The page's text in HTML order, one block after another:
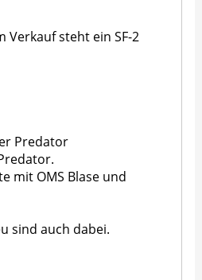
Verkauf steht ein SF-2
Predator
mit OMS Blase und
sind auch dabei.